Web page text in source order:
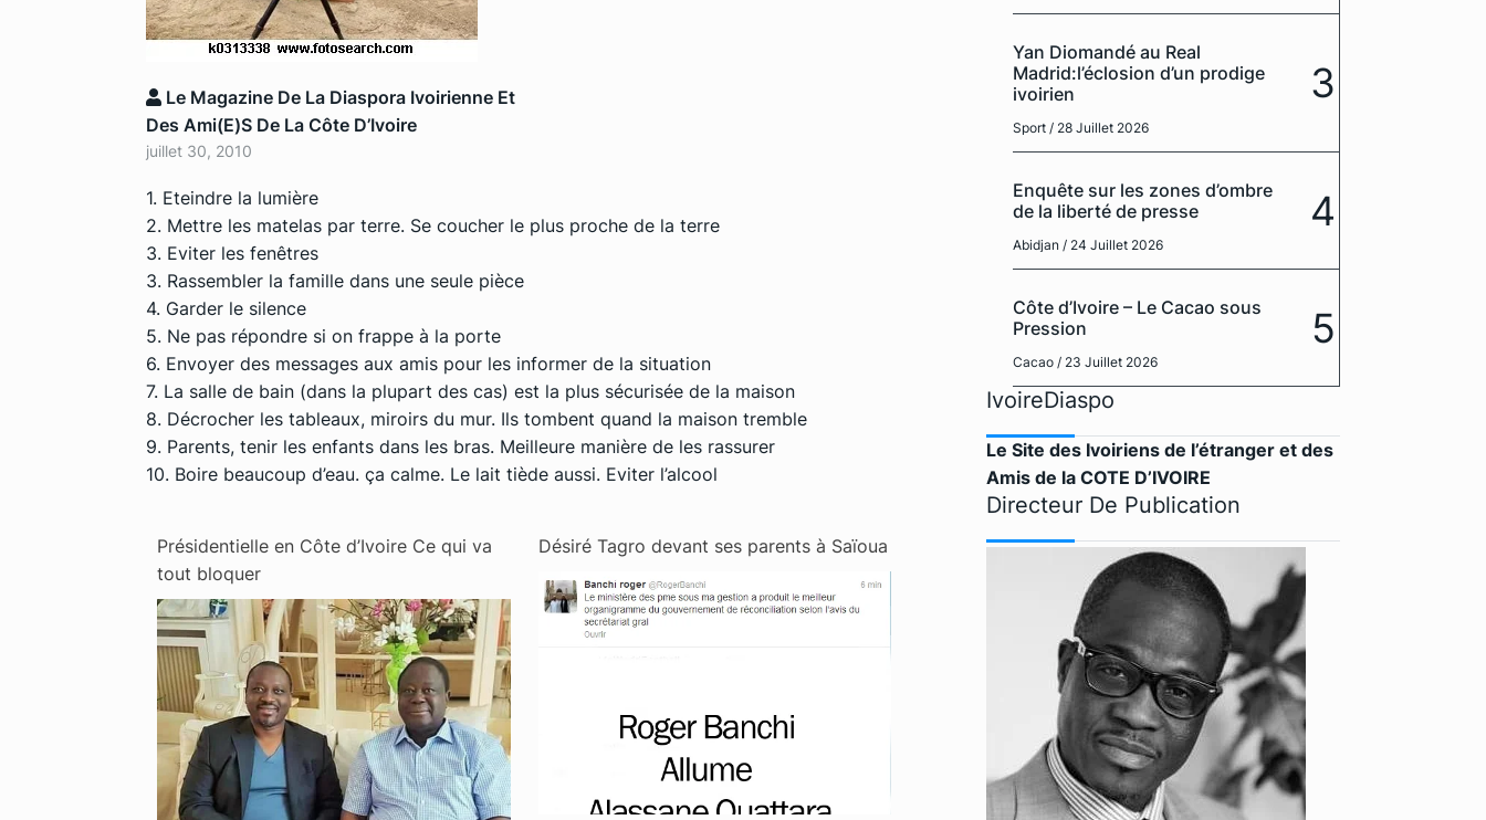
Le Magazine De La Diaspora Ivoirienne Et
Des Ami(e)s De La Côte D’Ivoire
juillet 30, 2010
1. Eteindre la lumière
2. Mettre les matelas par terre. Se coucher le plus proche de la terre
3. Eviter les fenêtres
3. Rassembler la famille dans une seule pièce
4. Garder le silence
5. Ne pas répondre si on frappe à la porte
6. Envoyer des messages aux amis pour les informer de la situation
7. La salle de bain (dans la plupart des cas) est la plus sécurisée de la maison
8. Décrocher les tableaux, miroirs du mur. Ils tombent quand la maison tremble
9. Parents, tenir les enfants dans les bras. Meilleure manière de les rassurer
10. Boire beaucoup d’eau. ça calme. Le lait tiède aussi. Eviter l’alcool
Présidentielle en Côte d’Ivoire Ce qui va
tout bloquer
Désiré Tagro devant ses parents à Saïoua
Yan Diomandé au Real
Madrid:l’éclosion d’un prodige
ivoirien
Sport / 28 Juillet 2026
3
Enquête sur les zones d’ombre
de la liberté de presse
Abidjan / 24 Juillet 2026
4
Côte d’Ivoire – Le Cacao sous
Pression
Cacao / 23 Juillet 2026
5
IvoireDiaspo
Le Site des Ivoiriens de l’étranger et des
Amis de la COTE D’IVOIRE
Directeur De Publication